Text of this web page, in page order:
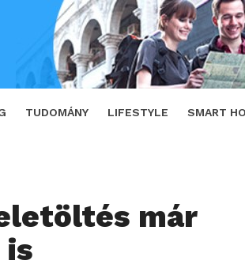
TUDOMÁNY LIFESTYLE SMART
TWEET
már
is